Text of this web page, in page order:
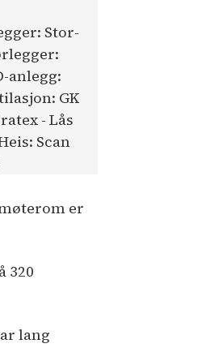
Stor-
anlegg:
GK
- Lås
Scan
er
320
lang